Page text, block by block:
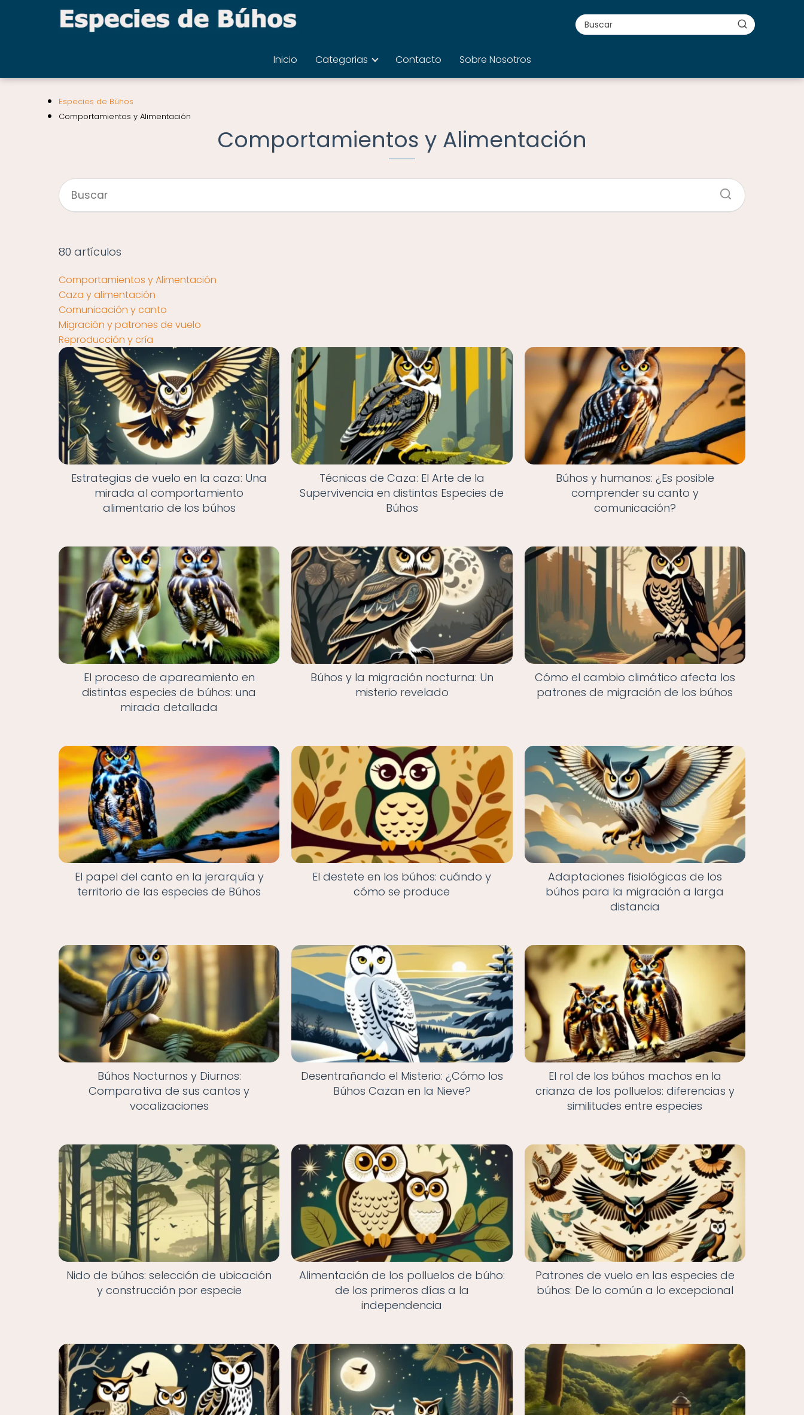
Inicio Categorias Contacto Sobre Nosotros
Especies de Búhos
Comportamientos y Alimentación
Comportamientos y Alimentación
80 artículos
Comportamientos y Alimentación
Caza y alimentación
Comunicación y canto
Migración y patrones de vuelo
Reproducción y cría
Estrategias de vuelo en la caza: Una
mirada al comportamiento
alimentario de los búhos
Técnicas de Caza: El Arte de la
Supervivencia en distintas Especies de
Búhos
Búhos y humanos: ¿Es posible
comprender su canto y
comunicación?
El proceso de apareamiento en
distintas especies de búhos: una
mirada detallada
Búhos y la migración nocturna: Un
misterio revelado
Cómo el cambio climático afecta los
patrones de migración de los búhos
El papel del canto en la jerarquía y
territorio de las especies de Búhos
El destete en los búhos: cuándo y
cómo se produce
Adaptaciones fisiológicas de los
búhos para la migración a larga
distancia
Búhos Nocturnos y Diurnos:
Comparativa de sus cantos y
vocalizaciones
Desentrañando el Misterio: ¿Cómo los
Búhos Cazan en la Nieve?
El rol de los búhos machos en la
crianza de los polluelos: diferencias y
similitudes entre especies
Nido de búhos: selección de ubicación
y construcción por especie
Alimentación de los polluelos de búho:
de los primeros días a la
independencia
Patrones de vuelo en las especies de
búhos: De lo común a lo excepcional